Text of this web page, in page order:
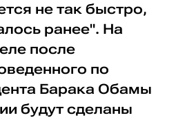
не так быстро,
ранее". На
после
по
Барака Обамы
будут сделаны